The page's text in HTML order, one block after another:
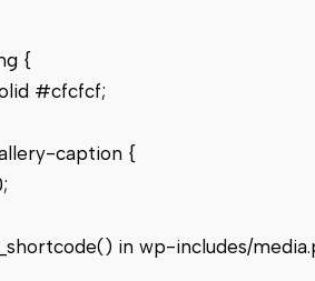
{
#cfcfcf;
caption {
in wp-includes/